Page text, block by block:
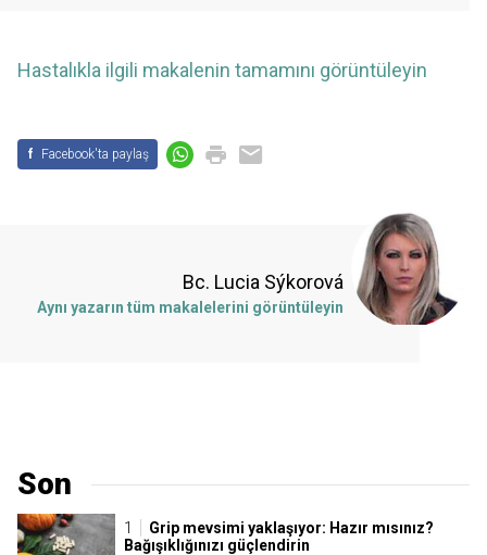
Hastalıkla ilgili makalenin tamamını görüntüleyin
f Facebook'ta paylaş
Bc. Lucia Sýkorová
Aynı yazarın tüm makalelerini görüntüleyin
Son
Grip mevsimi yaklaşıyor: Hazır mısınız?
Bağışıklığınızı güçlendirin